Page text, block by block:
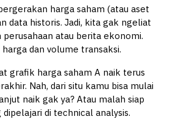
harga saham (atau aset
data historis. Jadi, kita gak ngeliat
atau berita ekonomi.
dan volume transaksi.
grafik harga saham A naik terus
Nah, dari situ kamu bisa mulai
naik gak ya? Atau malah siap
di technical analysis.